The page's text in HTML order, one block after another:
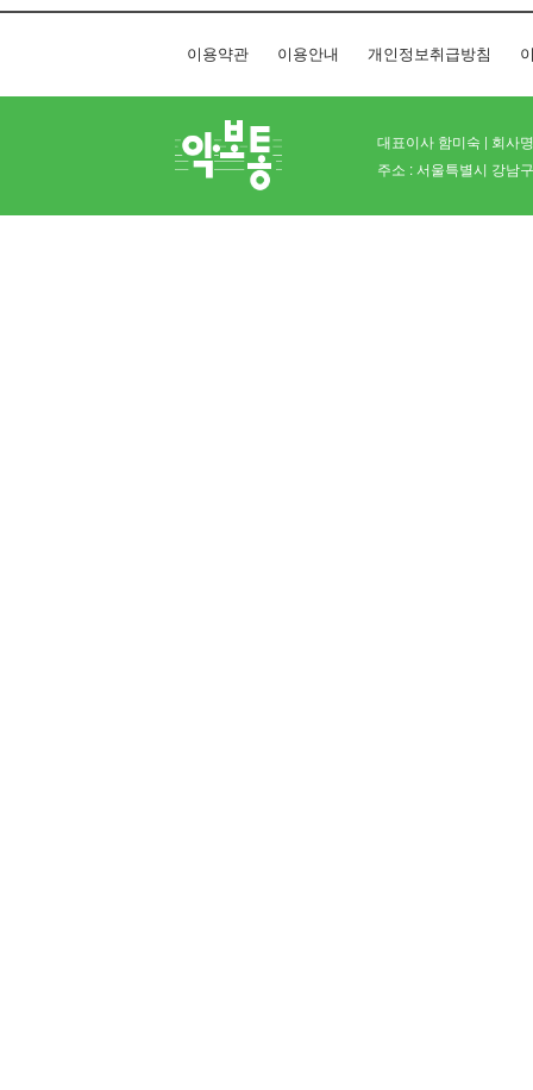
이용약관 이용안내 개인정보취급방침
대표이사 함미숙 | 회사
주소 : 서울특별시 강남